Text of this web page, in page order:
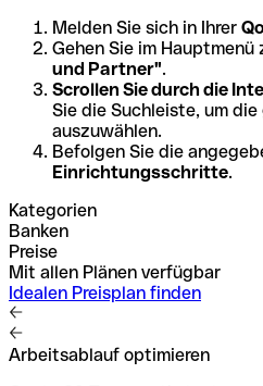
Melden Sie sich in Ihrer
Gehen Sie im Hauptmenü
und Partner".
Scrollen Sie durch die
Sie die Suchleiste, um
auszuwählen.
Befolgen Sie die
Einrichtungsschritte.
Kategorien
Banken
Preise
Mit allen Plänen verfügbar
Idealen Preisplan finden
Arbeitsablauf optimieren